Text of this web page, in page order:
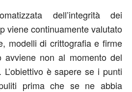
dell’integrità dei
viene continuamente valutato
modelli di crittografia e firme
avviene non al momento del
L’obiettivo è sapere se i punti
prima che se ne abbia